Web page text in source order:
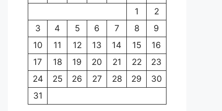
1
2
3
4 5 6 7 8
9
10
11 12 13 14 15
16
17
18 19 20 21 22
23
24
25 26 27 28 29
30
31